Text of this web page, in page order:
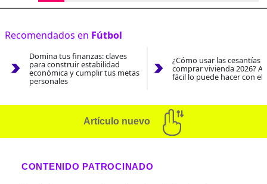
Recomendados en Fútbol
Domina tus finanzas: claves
para construir estabilidad
económica y cumplir tus metas
personales
¿Cómo usar las cesantías
comprar vivienda 2026?
fácil lo puede hacer con el
Artículo nuevo
CONTENIDO PATROCINADO